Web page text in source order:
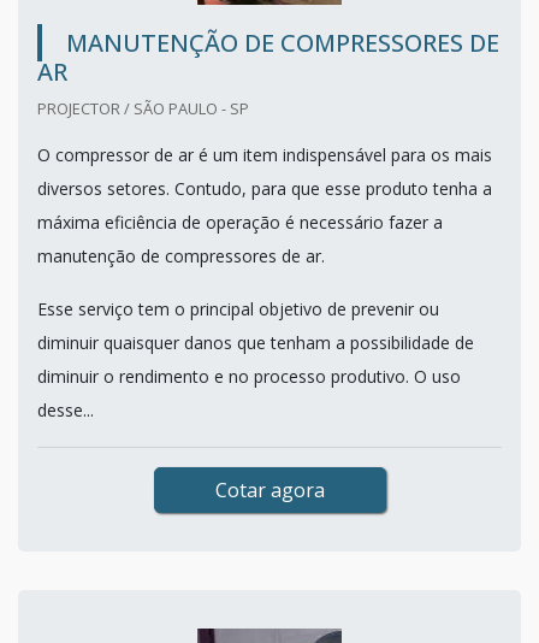
MANUTENÇÃO DE COMPRESSORES DE
AR
PROJECTOR / SÃO PAULO - SP
O compressor de ar é um item indispensável para os mais
diversos setores. Contudo, para que esse produto tenha a
máxima eficiência de operação é necessário fazer a
manutenção de compressores de ar.
Esse serviço tem o principal objetivo de prevenir ou
diminuir quaisquer danos que tenham a possibilidade de
diminuir o rendimento e no processo produtivo. O uso
desse...
Cotar agora